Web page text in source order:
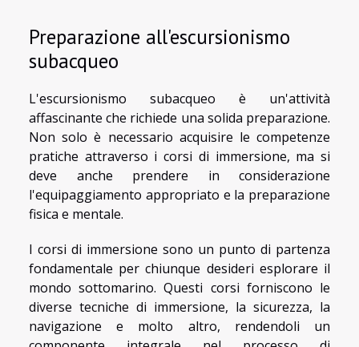
Preparazione all'escursionismo
subacqueo
L'escursionismo subacqueo è un'attività
affascinante che richiede una solida preparazione.
Non solo è necessario acquisire le competenze
pratiche attraverso i corsi di immersione, ma si
deve anche prendere in considerazione
l'equipaggiamento appropriato e la preparazione
fisica e mentale.
I corsi di immersione sono un punto di partenza
fondamentale per chiunque desideri esplorare il
mondo sottomarino. Questi corsi forniscono le
diverse tecniche di immersione, la sicurezza, la
navigazione e molto altro, rendendoli un